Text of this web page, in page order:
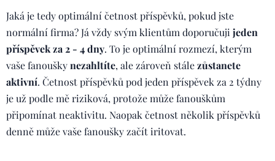
Jaká je tedy optimální četnost příspěvků, pokud jste
normální firma? Já vždy svým klientům doporučuji jeden
příspěvek za 2 - 4 dny. To je optimální rozmezí, kterým
vaše fanouškynezahltíte, ale zároveň stálezůstanete
aktivní. Četnost příspěvků pod jeden příspěvek za 2 týdny
je už podle mě riziková, protože může fanouškům
připomínat neaktivitu. Naopak četnost několik příspěvků
denně může vaše fanoušky začít iritovat.